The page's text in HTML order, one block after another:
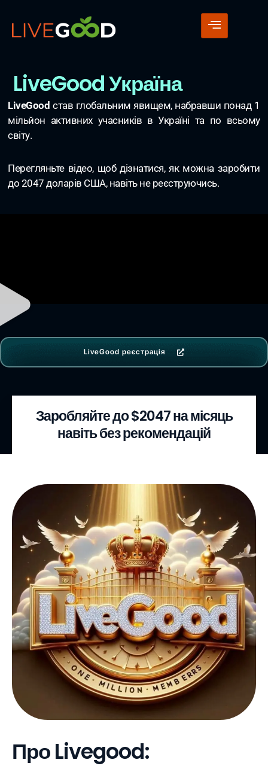
LiveGood Україна
LiveGood став глобальним явищем, набравши понад 1
мільйон активних учасників в Україні та по всьому
світу.
Перегляньте відео, щоб дізнатися, як можна заробити
до 2047 доларів США, навіть не реєструючись.
LiveGood реєстрація
Заробляйте до $2047 на місяць
навіть без рекомендацій
Про Livegood: